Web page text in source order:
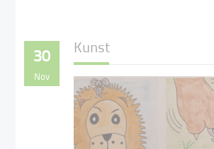
30
Nov
Kunst